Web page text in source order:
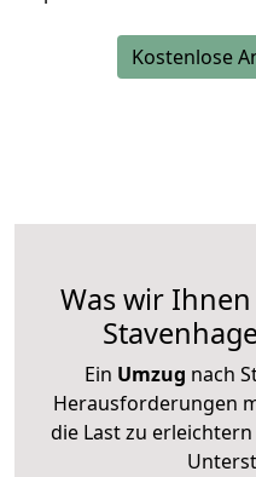
Kostenlose
Was wir
Ein Umzug nach
Herausforderungen
die Last zu